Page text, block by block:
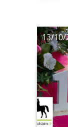
13/10/